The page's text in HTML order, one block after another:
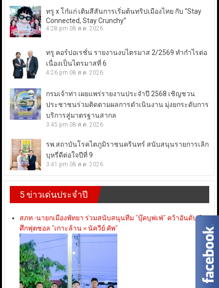
ทรู x โก๋แก่ เติมสีสันการเริ่มต้นทริปเมืองไทย กับ “Stay
Connected, Stay Crunchy”
4:28 pm 08 ส.ค. 2026
ทรู คอร์ปอเรชั่น รายงานงบไตรมาส 2/2569 ทำกำไรต่อ
เนื่องเป็นไตรมาสที่ 6
4:26 pm 08 ส.ค. 2026
กรมเจ้าท่า เผยแพร่รายงานประจำปี 2568 เชิญชวน
ประชาชนร่วมติดตามผลการดำเนินงาน มุ่งยกระดับการ
บริการสู่มาตรฐานสากล
3:45 pm 08 ส.ค. 2026
รพ.สถาบันโรคไตภูมิราชนครินทร์ สนับสนุนรายการเลิก
บุหรี่ดีต่อใจปีที่ 9
3:41 pm 08 ส.ค. 2026
5 ข่าวเด่นประจำปี
สภท.-นายกเมืองพัทยา ร่วมสนับสนุนทีม “บุ๊คบุฟเฟ่” คว้าอันดับ 3
ศึกฟุตซอล “เกาะล้าน × นัควีย์ คัพ”